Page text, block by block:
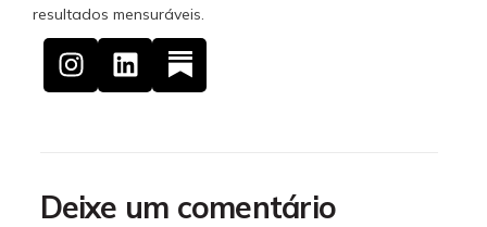
resultados mensuráveis.
Deixe um comentário